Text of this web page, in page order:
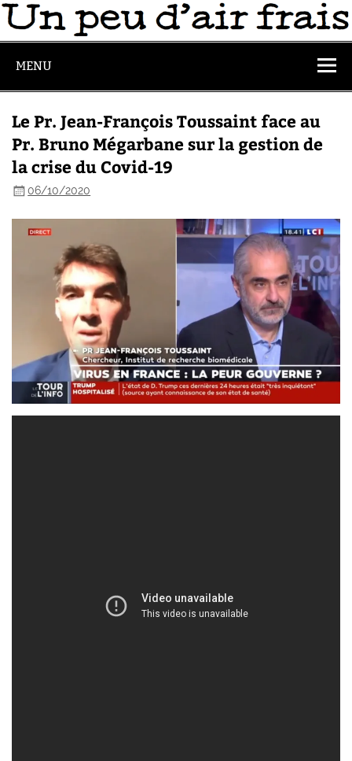
MENU
Le Pr. Jean-François Toussaint face au
Pr. Bruno Mégarbane sur la gestion de
la crise du Covid-19
06/10/2020